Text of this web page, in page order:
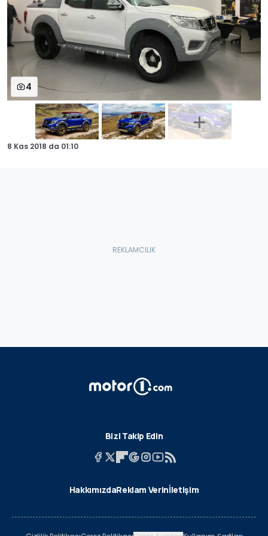
4
8 Kas 2018 da 01:10
Bizi Takip Edin
HakkımızdaReklam Verinİletişim